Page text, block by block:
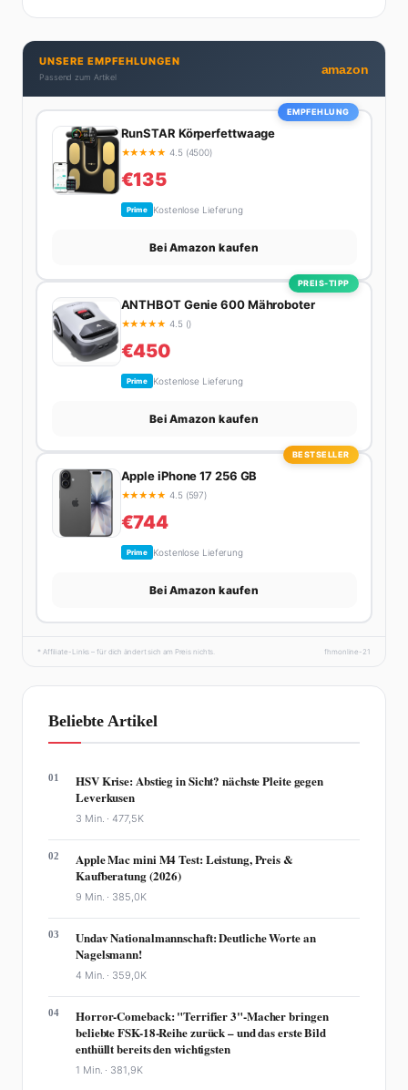
dran. Wenn Maik nicht gerade den heißesten Tratsch
aus der Promi-Welt aufspürt oder die besten
Lifestyle-Empfehlungen zusammenstellt, findet man
ihn beim Wandern in den Schweizer Alpen, am Grill
mit Freunden oder auf der Suche nach dem
perfekten Espresso. Sein Motto: Lieber einmal richtig
UNSERE EMPFEHLUNGEN
Passend zum Artikel
amazon
EMPFEHLUNG
RunSTAR Körperfettwaage
★★★★★ 4.5 (4500)
€135
Prime Kostenlose Lieferung
Bei Amazon kaufen
PREIS-TIPP
ANTHBOT Genie 600 Mähroboter
★★★★★ 4.5 ()
€450
Prime Kostenlose Lieferung
Bei Amazon kaufen
BESTSELLER
Apple iPhone 17 256 GB
★★★★★ 4.5 (597)
€744
Prime Kostenlose Lieferung
Bei Amazon kaufen
* Affiliate-Links – für dich ändert sich am Preis nichts. fhmonline-21
Beliebte Artikel
01
HSV Krise: Abstieg in Sicht? nächste Pleite gegen
Leverkusen
3 Min. ·477,5K
02
Apple Mac mini M4 Test: Leistung, Preis &
Kaufberatung (2026)
9 Min. · 385,0K
03
Undav Nationalmannschaft: Deutliche Worte an
Nagelsmann!
4 Min. · 359,0K
04
Horror-Comeback: "Terrifier 3"-Macher bringen
beliebte FSK-18-Reihe zurück – und das erste Bild
enthüllt bereits den wichtigsten
1 Min. · 381,9K